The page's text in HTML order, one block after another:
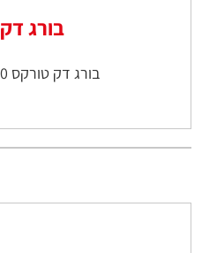
בורג דק 5/120
בורג דק טורקס 5/100 בורג גמיש